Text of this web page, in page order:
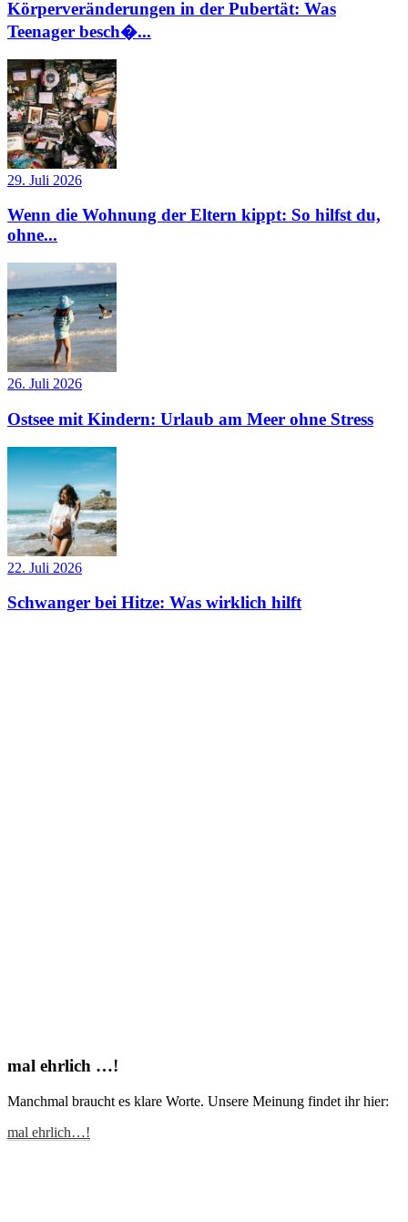
Körperveränderungen in der Pubertät: Was
Teenager besch�...
29. Juli 2026
Wenn die Wohnung der Eltern kippt: So hilfst du,
ohne...
26. Juli 2026
Ostsee mit Kindern: Urlaub am Meer ohne Stress
22. Juli 2026
Schwanger bei Hitze: Was wirklich hilft
mal ehrlich …!
Manchmal braucht es klare Worte. Unsere Meinung findet ihr hier:
mal ehrlich…!